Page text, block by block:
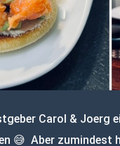
Carol & Joerg
😅 Aber zumindest